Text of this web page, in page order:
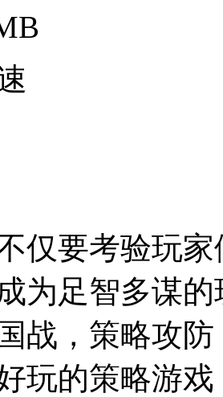
仅要考验玩
为足智多谋
战，策略攻
玩的策略游